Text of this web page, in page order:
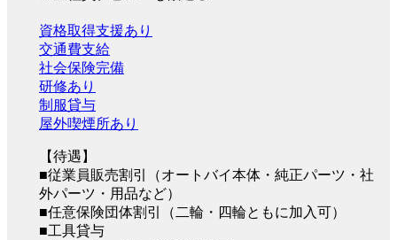
資格取得支援あり
交通費支給
社会保険完備
研修あり
制服貸与
屋外喫煙所あり
【待遇】
■従業員販売割引（オートバイ本体・純正パーツ・社
外パーツ・用品など）
■任意保険団体割引（二輪・四輪ともに加入可）
■工具貸与